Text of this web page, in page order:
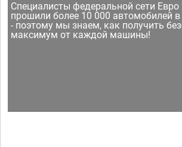
Специалисты федеральной сети
прошили более 10 000 автомобилей
- поэтому мы знаем, как получить
максимум от каждой машины!